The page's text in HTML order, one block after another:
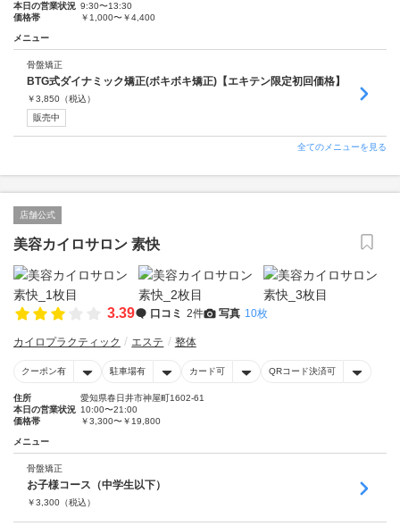
本日の営業状況 9:30〜13:30
価格帯
￥1,000〜￥4,400
メニュー
骨盤矯正
BTG式ダイナミック矯正(ボキボキ矯正)【エキテン限定初回価格】
￥3,850 （税込）
販売中
全てのメニューを見る
店舗公式
美容カイロサロン 素快
3.39 口コミ 2件 写真 10枚
カイロプラクティック エステ 整体
クーポン有 駐車場有 カード可 QRコード決済可
住所
愛知県春日井市神屋町1602-61
本日の営業状況 10:00〜21:00
価格帯
￥3,300〜￥19,800
メニュー
骨盤矯正
お子様コース（中学生以下）
￥3,300 （税込）